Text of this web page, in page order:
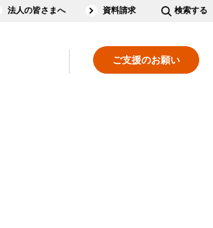
法人の皆さまへ 資料請求 検索する
ご支援のお願い